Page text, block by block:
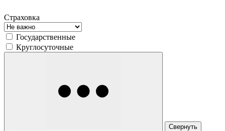
Страховка
Государственные
Круглосуточные
Свернуть